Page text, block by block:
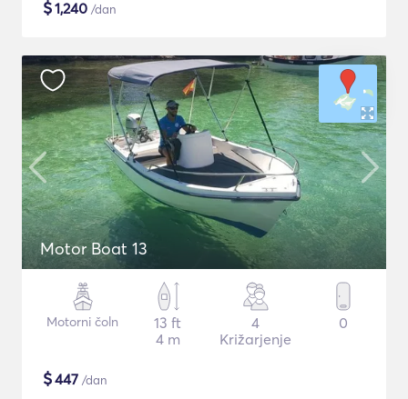
$1,240 /dan
Motor Boat 13
Motorni čoln
13 ft
4 m
4
Križarjenje
0
$447 /dan